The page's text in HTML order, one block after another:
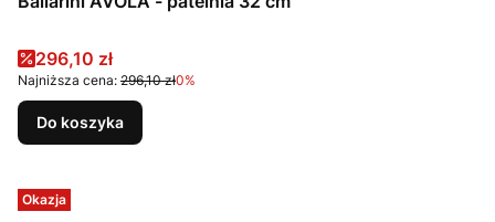
Cena promocyjna
296,10 zł
Najniższa cena: 296,10 zł0%
Do koszyka
Okazja